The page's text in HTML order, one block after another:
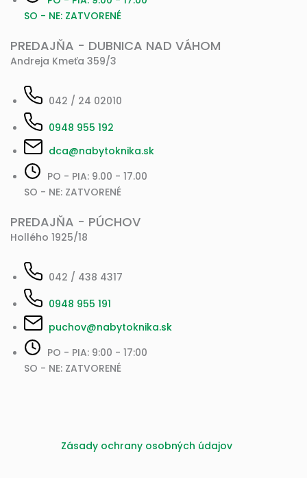
SO - NE: ZATVORENÉ
PREDAJŇA - DUBNICA NAD VÁHOM
Andreja Kmeťa 359/3
042 / 24 02010
0948 955 192
dca@nabytoknika.sk
PO - PIA: 9.00 - 17.00
SO - NE: ZATVORENÉ
PREDAJŇA - PÚCHOV
Hollého 1925/18
042 / 438 4317
0948 955 191
puchov@nabytoknika.sk
PO - PIA: 9:00 - 17:00
SO - NE: ZATVORENÉ
Zásady ochrany osobných údajov